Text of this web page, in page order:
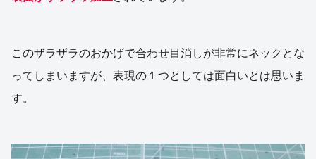
このザラザラのおかげで合わせ目消しが非常にネックとな
ってしまいますが、表現の１つとしては面白いとは思いま
す。